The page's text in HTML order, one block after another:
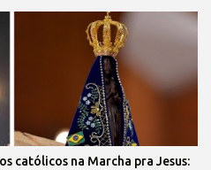
católicos na Marcha pra Jesus: